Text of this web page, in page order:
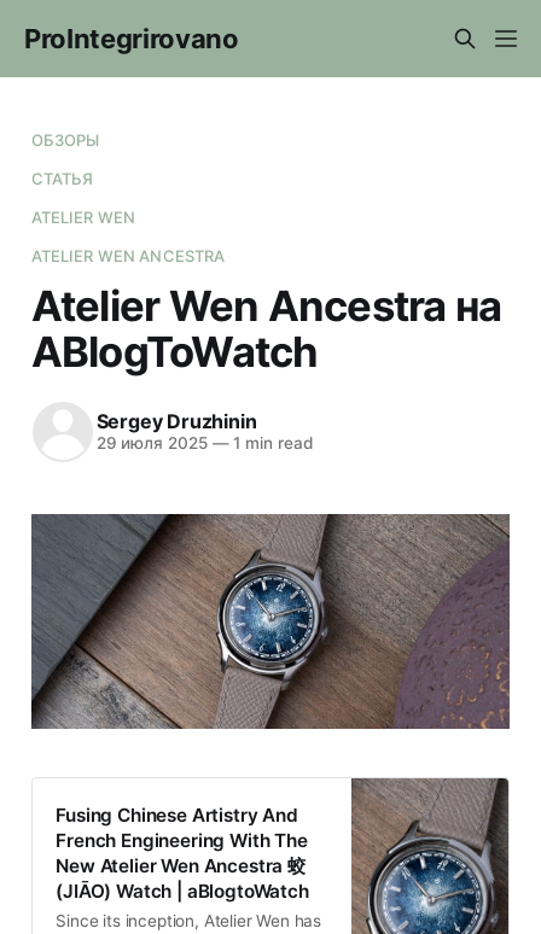
ProIntegrirovano
ОБЗОРЫ
СТАТЬЯ
ATELIER WEN
ATELIER WEN ANCESTRA
Atelier Wen Ancestra на
ABlogToWatch
Sergey Druzhinin
29 июля 2025 —1 min read
Fusing Chinese Artistry And
French Engineering With The
New Atelier Wen Ancestra 蛟
(JIĀO) Watch | aBlogtoWatch
Since its inception, Atelier Wen has